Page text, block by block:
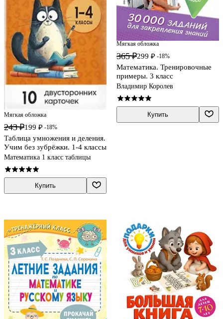
Мягкая обложка
243 ₽199 ₽ -18%
Таблица умножения и деления.
Учим без зубрёжки. 1-4 классы
Математика 1 класс таблицы
Купить
Мягкая обложка
365 ₽299 ₽ -18%
Математика. Тренировочные
примеры. 3 класс
Владимир Королев
Купить